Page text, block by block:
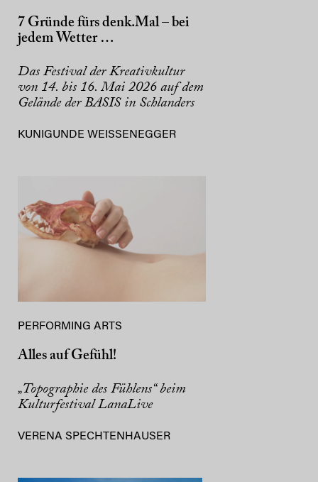
7 Gründe fürs denk.Mal – bei
jedem Wetter …
Das Festival der Kreativkultur
von 14. bis 16. Mai 2026 auf dem
Gelände der BASIS in Schlanders
KUNIGUNDE WEISSENEGGER
PERFORMING ARTS
Alles auf Gefühl!
„Topographie des Fühlens“ beim
Kulturfestival LanaLive
VERENA SPECHTENHAUSER